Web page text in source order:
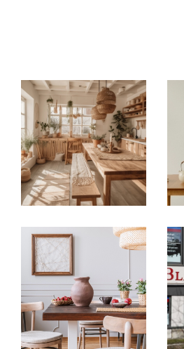
Égletons, Ussel et Meymac
immobilièrevous accueille
connaissance du marché de
Acheter ou
confiance
Vous recherchez une
la-Gaillarde
ou un bien à
Tulle ?
Nos agences vous
d’annonces immobilières en
Villas, maisons de village,
studios, garages